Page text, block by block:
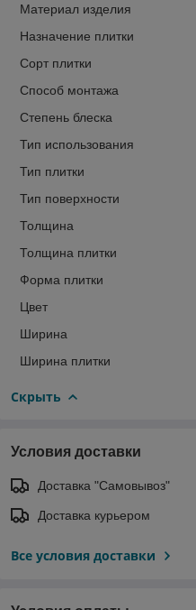
Материал изделия
Назначение плитки
Сорт плитки
Способ монтажа
Степень блеска
Тип использования
Тип плитки
Тип поверхности
Толщина
Толщина плитки
Форма плитки
Цвет
Ширина
Ширина плитки
Скрыть
Условия доставки
Доставка "Самовывоз"
Доставка курьером
Все условия доставки